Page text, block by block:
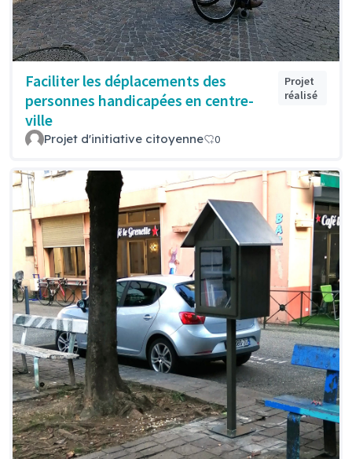
Faciliter les déplacements des
personnes handicapées en centre-
ville
Projet
réalisé
Projet d'initiative citoyenne 0